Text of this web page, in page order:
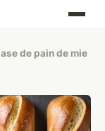
de pain de mie